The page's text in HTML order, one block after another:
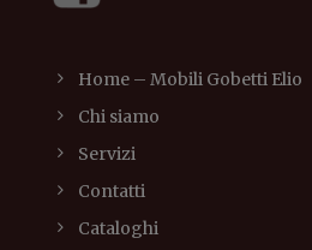
Home – Mobili Gobetti Elio
Chi siamo
Servizi
Contatti
Cataloghi